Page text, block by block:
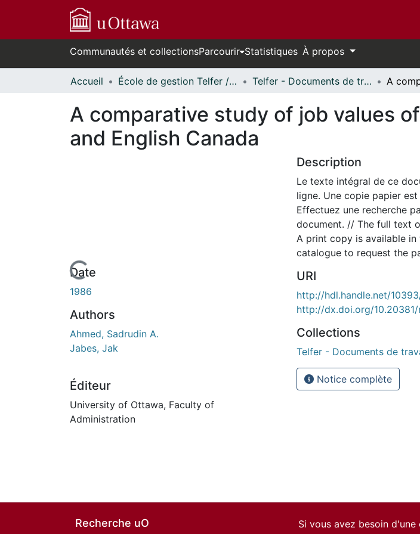
Communautés et collectionsParcourir Statistiques À propos
Accueil École de gestion Telfer // Telfer School of Management Telfer - Documents de travail // Telfer - Working Papers
A comparative study of job values
and English Canada
En cours de chargement...
Date
1986
Authors
Ahmed, Sadrudin A.
Jabes, Jak
Éditeur
University of Ottawa, Faculty of
Administration
Description
Le texte intégral de ce
ligne. Une copie papier
Effectuez une recherche
document. // The full text
A print copy is available
catalogue to request the
URI
http://hdl.handle.net/
http://dx.doi.org/10.20381/
Collections
Telfer - Documents de
Notice complète
Recherche uO
Si vous avez besoin